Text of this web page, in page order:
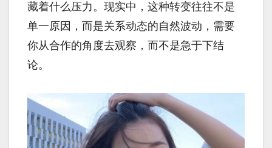
藏着什么压力。现实中，这种转变往往不是
单一原因，而是关系动态的自然波动，需要
你从合作的角度去观察，而不是急于下结
论。